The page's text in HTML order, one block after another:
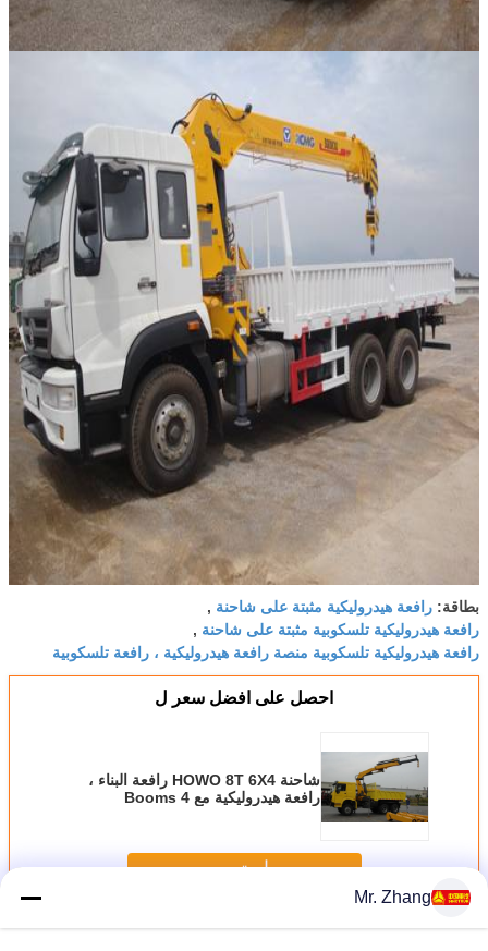
بطاقة: رافعة هيدروليكية مثبتة على شاحنة ,
رافعة هيدروليكية تلسكوبية مثبتة على شاحنة ,
رافعة هيدروليكية تلسكوبية منصة رافعة هيدروليكية ، رافعة تلسكوبية
احصل على افضل سعر ل
شاحنة HOWO 8T 6X4 رافعة البناء ،
رافعة هيدروليكية مع 4 Booms
استمر
أكثرإزدهار شاحنة مرفاع
Mr. Zhang